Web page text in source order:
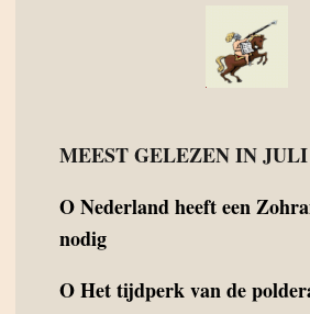
MEEST GELEZEN IN JULI
ONederland heeft een
nodig
OHet tijdperk van de